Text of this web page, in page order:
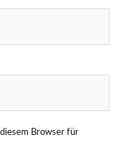
Browser für